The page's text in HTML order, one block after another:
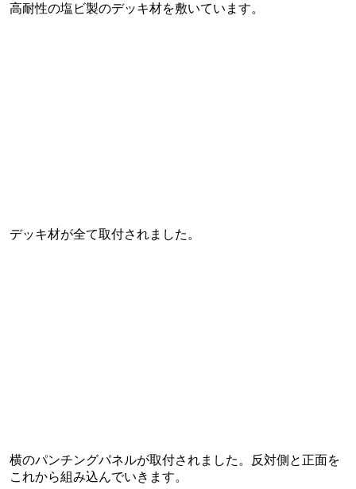
高耐性の塩ビ製のデッキ材を敷いています。
デッキ材が全て取付されました。
横のパンチングパネルが取付されました。反対側と正面を
これから組み込んでいきます。